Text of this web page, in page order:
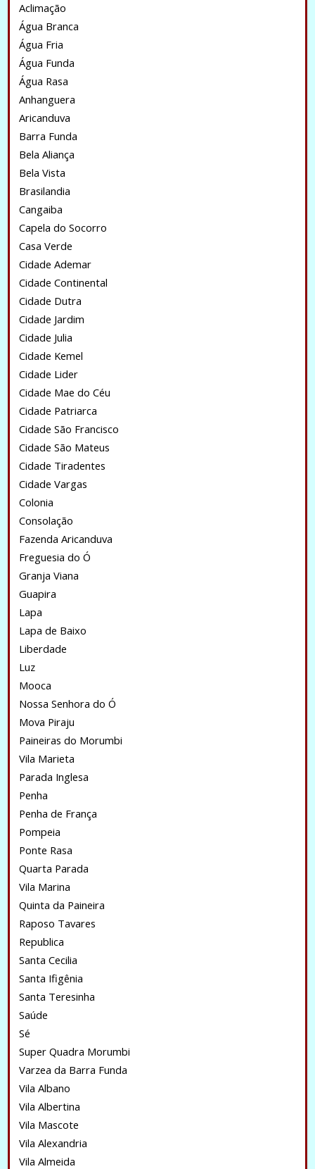
Aclimação
Água Branca
Água Fria
Água Funda
Água Rasa
Anhanguera
Aricanduva
Barra Funda
Bela Aliança
Bela Vista
Brasilandia
Cangaiba
Capela do Socorro
Casa Verde
Cidade Ademar
Cidade Continental
Cidade Dutra
Cidade Jardim
Cidade Julia
Cidade Kemel
Cidade Lider
Cidade Mae do Céu
Cidade Patriarca
Cidade São Francisco
Cidade São Mateus
Cidade Tiradentes
Cidade Vargas
Colonia
Consolação
Fazenda Aricanduva
Freguesia do Ó
Granja Viana
Guapira
Lapa
Lapa de Baixo
Liberdade
Luz
Mooca
Nossa Senhora do Ó
Mova Piraju
Paineiras do Morumbi
Vila Marieta
Parada Inglesa
Penha
Penha de França
Pompeia
Ponte Rasa
Quarta Parada
Vila Marina
Quinta da Paineira
Raposo Tavares
Republica
Santa Cecilia
Santa Ifigênia
Santa Teresinha
Saúde
Sé
Super Quadra Morumbi
Varzea da Barra Funda
Vila Albano
Vila Albertina
Vila Mascote
Vila Alexandria
Vila Almeida